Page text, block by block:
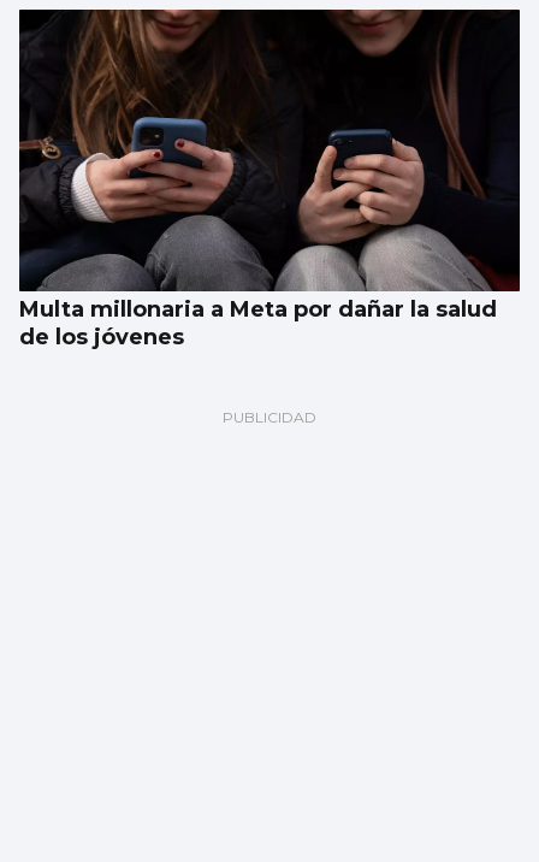
Multa millonaria a Meta por dañar la salud
de los jóvenes